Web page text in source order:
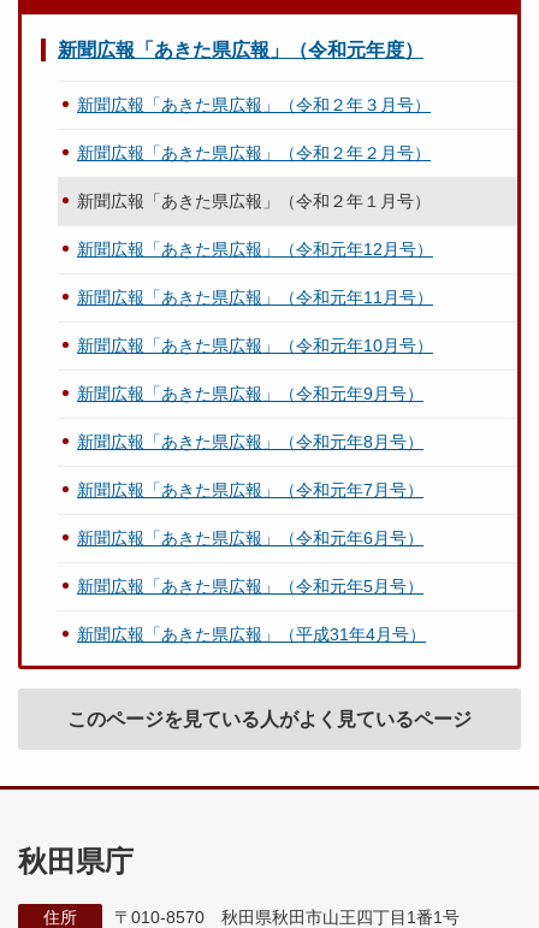
新聞広報「あきた県広報」（令和元年度）
新聞広報「あきた県広報」（令和２年３月号）
新聞広報「あきた県広報」（令和２年２月号）
新聞広報「あきた県広報」（令和２年１月号）
新聞広報「あきた県広報」（令和元年12月号）
新聞広報「あきた県広報」（令和元年11月号）
新聞広報「あきた県広報」（令和元年10月号）
新聞広報「あきた県広報」（令和元年9月号）
新聞広報「あきた県広報」（令和元年8月号）
新聞広報「あきた県広報」（令和元年7月号）
新聞広報「あきた県広報」（令和元年6月号）
新聞広報「あきた県広報」（令和元年5月号）
新聞広報「あきた県広報」（平成31年4月号）
このページを見ている人がよく見ているページ
秋田県庁
住所
〒010-8570 秋田県秋田市山王四丁目1番1号